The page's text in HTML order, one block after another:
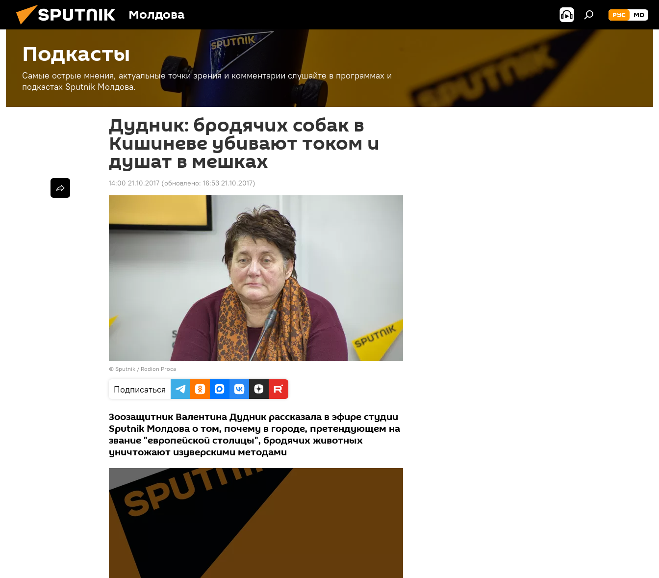
Молдова РУС MD
Подкасты
Самые острые мнения, актуальные точки зрения и комментарии слушайте в программах и
подкастах Sputnik Молдова.
Дудник: бродячих собак в
Кишиневе убивают током и
душат в мешках
14:00 21.10.2017 (обновлено: 16:53 21.10.2017)
© Sputnik / Rodion Proca
Подписаться
Зоозащитник Валентина Дудник рассказала в эфире студии
Sputnik Молдова о том, почему в городе, претендующем на
звание "европейской столицы", бродячих животных
уничтожают изуверскими методами